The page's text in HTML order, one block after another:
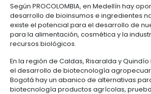
de
zonas
francas
y el desarrollo del sector de
Las empresas tienen
proyectos creativos e
grandes son las posibilidades
mercado colombiano ser uno de
de mayor crecimiento en la
puede permitirse estar fuera de